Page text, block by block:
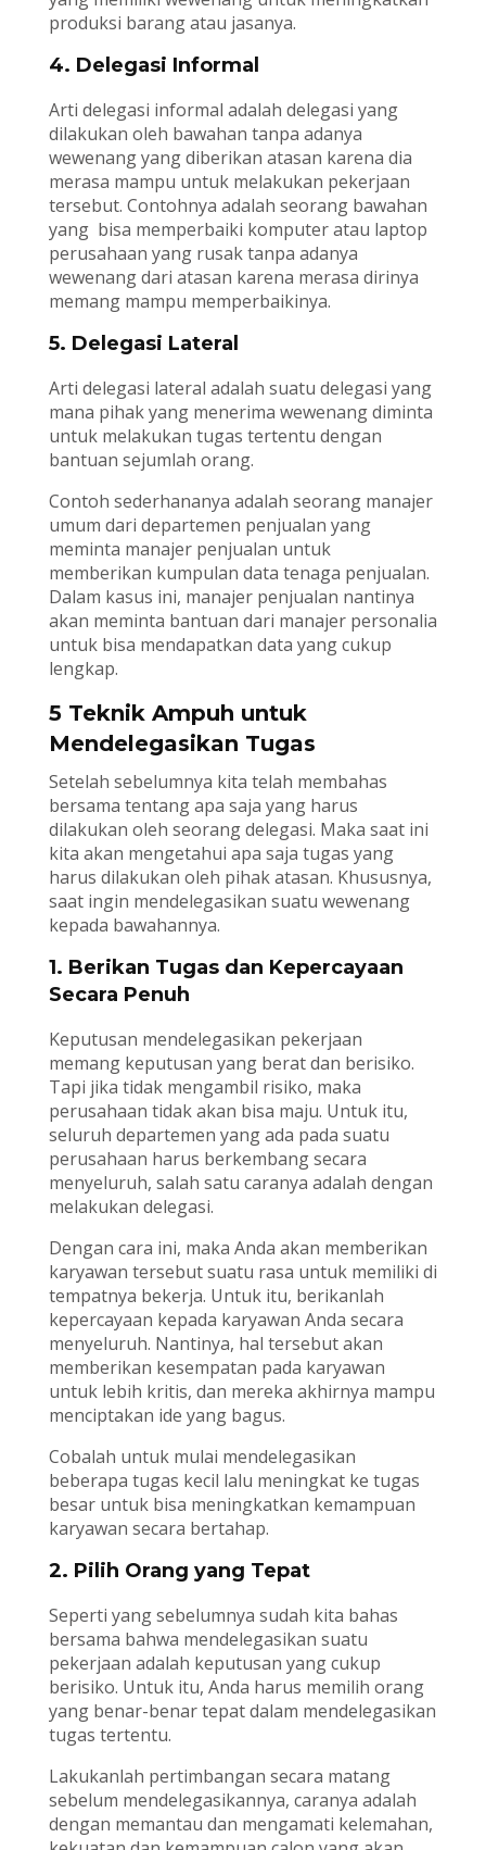
produksi barang atau jasanya.
4. Delegasi Informal
Arti delegasi informal adalah delegasi yang
dilakukan oleh bawahan tanpa adanya
wewenang yang diberikan atasan karena dia
merasa mampu untuk melakukan pekerjaan
tersebut. Contohnya adalah seorang bawahan
yang bisa memperbaiki komputer atau laptop
perusahaan yang rusak tanpa adanya
wewenang dari atasan karena merasa dirinya
memang mampu memperbaikinya.
5. Delegasi Lateral
Arti delegasi lateral adalah suatu delegasi yang
mana pihak yang menerima wewenang diminta
untuk melakukan tugas tertentu dengan
bantuan sejumlah orang.
Contoh sederhananya adalah seorang manajer
umum dari departemen penjualan yang
meminta manajer penjualan untuk
memberikan kumpulan data tenaga penjualan.
Dalam kasus ini, manajer penjualan nantinya
akan meminta bantuan dari manajer personalia
untuk bisa mendapatkan data yang cukup
lengkap.
5 Teknik Ampuh untuk
Mendelegasikan Tugas
Setelah sebelumnya kita telah membahas
bersama tentang apa saja yang harus
dilakukan oleh seorang delegasi. Maka saat ini
kita akan mengetahui apa saja tugas yang
harus dilakukan oleh pihak atasan. Khususnya,
saat ingin mendelegasikan suatu wewenang
kepada bawahannya.
1. Berikan Tugas dan Kepercayaan
Secara Penuh
Keputusan mendelegasikan pekerjaan
memang keputusan yang berat dan berisiko.
Tapi jika tidak mengambil risiko, maka
perusahaan tidak akan bisa maju. Untuk itu,
seluruh departemen yang ada pada suatu
perusahaan harus berkembang secara
menyeluruh, salah satu caranya adalah dengan
melakukan delegasi.
Dengan cara ini, maka Anda akan memberikan
karyawan tersebut suatu rasa untuk memiliki di
tempatnya bekerja. Untuk itu, berikanlah
kepercayaan kepada karyawan Anda secara
menyeluruh. Nantinya, hal tersebut akan
memberikan kesempatan pada karyawan
untuk lebih kritis, dan mereka akhirnya mampu
menciptakan ide yang bagus.
Cobalah untuk mulai mendelegasikan
beberapa tugas kecil lalu meningkat ke tugas
besar untuk bisa meningkatkan kemampuan
karyawan secara bertahap.
2. Pilih Orang yang Tepat
Seperti yang sebelumnya sudah kita bahas
bersama bahwa mendelegasikan suatu
pekerjaan adalah keputusan yang cukup
berisiko. Untuk itu, Anda harus memilih orang
yang benar-benar tepat dalam mendelegasikan
tugas tertentu.
Lakukanlah pertimbangan secara matang
sebelum mendelegasikannya, caranya adalah
dengan memantau dan mengamati kelemahan,